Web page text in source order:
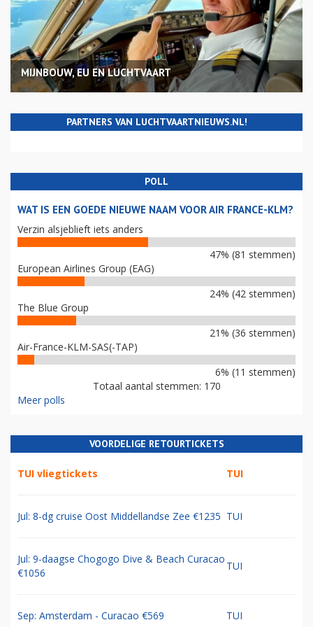
MIJNBOUW, EU EN LUCHTVAART
PARTNERS VAN LUCHTVAARTNIEUWS.NL!
POLL
WAT IS EEN GOEDE NIEUWE NAAM VOOR AIR FRANCE-KLM?
Verzin alsjeblieft iets anders
47% (81 stemmen)
European Airlines Group (EAG)
24% (42 stemmen)
The Blue Group
21% (36 stemmen)
Air-France-KLM-SAS(-TAP)
6% (11 stemmen)
Totaal aantal stemmen: 170
Meer polls
VOORDELIGE RETOURTICKETS
TUI vliegtickets TUI
Jul: 8-dg cruise Oost Middellandse Zee €1235 TUI
Jul: 9-daagse Chogogo Dive & Beach Curacao
€1056
TUI
Sep: Amsterdam - Curacao €569 TUI